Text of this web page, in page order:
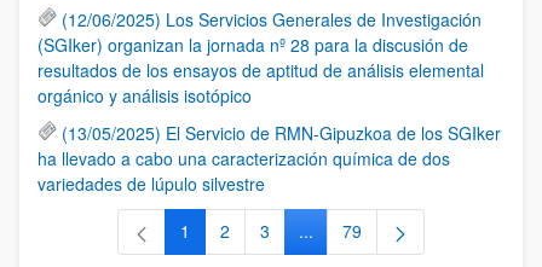
(12/06/2025) Los Servicios Generales de Investigación
(SGIker) organizan la jornada nº 28 para la discusión de
resultados de los ensayos de aptitud de análisis elemental
orgánico y análisis isotópico
(13/05/2025) El Servicio de RMN-Gipuzkoa de los SGIker
ha llevado a cabo una caracterización química de dos
variedades de lúpulo silvestre
Página
1 Página
2 Página
3 ...Páginas intermedias Use TAB
Página
79